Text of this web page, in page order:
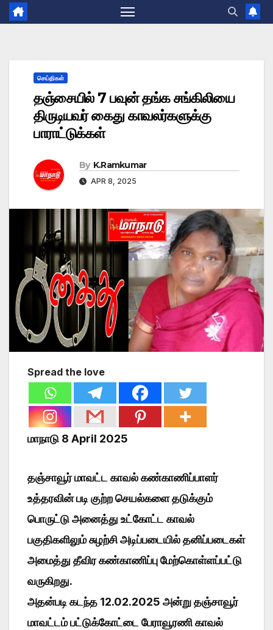
செய்திகள்
தஞ்சையில் 7 பவுன் தங்க சங்கிலியை
திருடியவர் கைது காவலர்களுக்கு
பாராட்டுக்கள்
By K.Ramkumar
APR 8, 2025
Spread the love
மாநாடு 8 April 2025
தஞ்சாவூர் மாவட்ட காவல் கண்காணிப்பாளர்
உத்தரவின் படி குற்ற செயல்களை தடுக்கும்
பொருட்டு அனைத்து உட்கோட்ட காவல்
பகுதிகளிலும் சுழற்சி அடிப்படையில் தனிப்படைகள்
அமைத்து தீவிர கண்காணிப்பு மேற்கொள்ளப்பட்டு
வருகிறது.
அதன்படி கடந்த 12.02.2025 அன்று தஞ்சாவூர்
மாவட்டம் பட்டுக்கோட்டை பேராவூரணி காவல்